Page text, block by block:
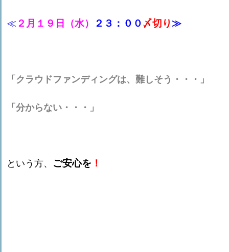
≪ ２月１９日（水） ２３：００〆切り ≫
「クラウドファンディングは、難しそう・・・」
「分からない・・・」
という方、 ご安心を ！